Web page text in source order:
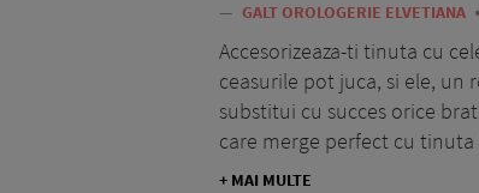
— GALT OROLOGERIE ELVETIANA
Accesorizeaza-ti tinuta cu
ceasurile pot juca, si ele, un
substitui cu succes orice
care merge perfect cu tinuta
+ MAI MULTE